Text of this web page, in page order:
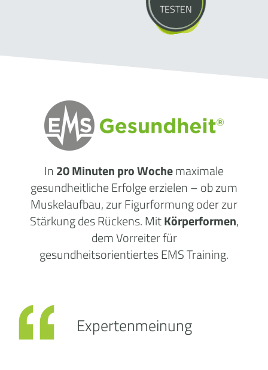
TESTEN
In20 Minuten pro Wochemaximale
gesundheitliche Erfolge erzielen – ob zum
Muskelaufbau, zur Figurformung oder zur
Stärkung des Rückens. MitKörperformen,
dem Vorreiter für
gesundheitsorientiertes EMS Training.
Expertenmeinung